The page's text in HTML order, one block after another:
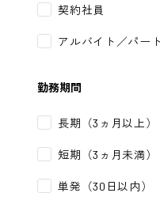
契約社員
アルバイト／パート
勤務期間
長期（3ヵ月以上）
短期（3ヵ月未満）
単発（30日以内）